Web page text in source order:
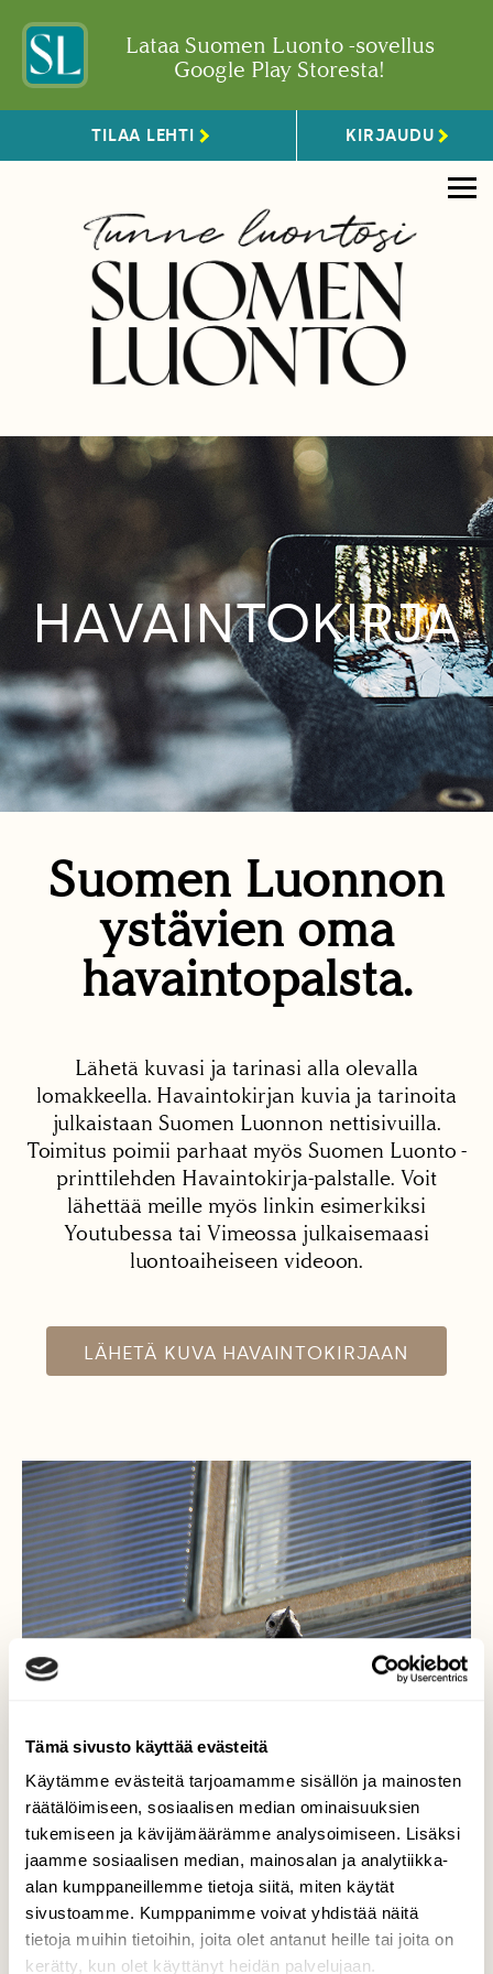
Tämä sivusto käyttää evästeitä
Käytämme evästeitä tarjoamamme sisällön ja mainosten
räätälöimiseen, sosiaalisen median ominaisuuksien
tukemiseen ja kävijämäärämme analysoimiseen. Lisäksi
jaamme sosiaalisen median, mainosalan ja analytiikka-
alan kumppaneillemme tietoja siitä, miten käytät
sivustoamme. Kumppanimme voivat yhdistää näitä
tietoja muihin tietoihin, joita olet antanut heille tai joita on
kerätty, kun olet käyttänyt heidän palvelujaan.
Lataa Suomen Luonto -sovellus
Google Play Storesta!
TILAA LEHTI KIRJAUDU
HAVAINTOKIRJA
Suomen Luonnon
ystävien oma
havaintopalsta.
Lähetä kuvasi ja tarinasi alla olevalla
lomakkeella. Havaintokirjan kuvia ja tarinoita
julkaistaan Suomen Luonnon nettisivuilla.
Toimitus poimii parhaat myös Suomen Luonto -
printtilehden Havaintokirja-palstalle. Voit
lähettää meille myös linkin esimerkiksi
Youtubessa tai Vimeossa julkaisemaasi
luontoaiheiseen videoon.
LÄHETÄ KUVA HAVAINTOKIRJAAN
Västäräkki asennossa!
Hauskasti västäräkki teki kunniaa
kuvaajalle:)Eikä pelännyt mitään!